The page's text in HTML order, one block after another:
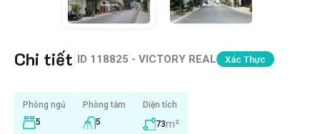
Chi tiết ID 118825 - VICTORY REAL Xác Thực
Phòng ngủ
5
Phòng tắm
5
Diện tích
73m²